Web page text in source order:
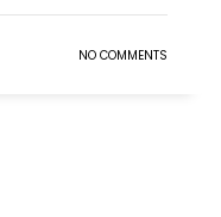
NO COMMENTS